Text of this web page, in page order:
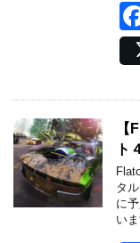
ト
タ
に
い